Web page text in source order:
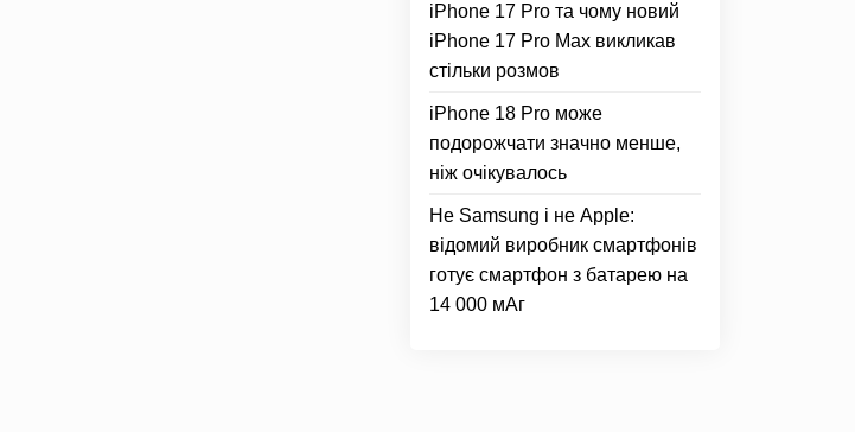
iPhone 17 Pro та чому новий
iPhone 17 Pro Max викликав
стільки розмов
iPhone 18 Pro може
подорожчати значно менше,
ніж очікувалось
Не Samsung і не Apple:
відомий виробник смартфонів
готує смартфон з батарею на
14 000 мАг